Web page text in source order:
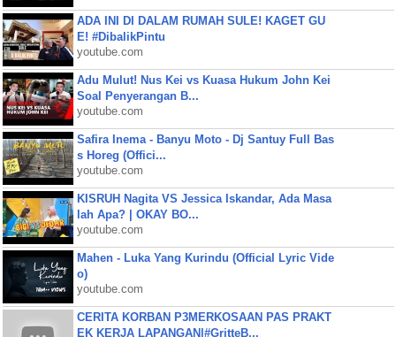
ADA INI DI DALAM RUMAH SULE! KAGET GU
E! #DibalikPintu
youtube.com
Adu Mulut! Nus Kei vs Kuasa Hukum John Kei
Soal Penyerangan B...
youtube.com
Safira Inema - Banyu Moto - Dj Santuy Full Bas
s Horeg (Offici...
youtube.com
KISRUH Nagita VS Jessica Iskandar, Ada Masa
lah Apa? | OKAY BO...
youtube.com
Mahen - Luka Yang Kurindu (Official Lyric Vide
o)
youtube.com
CERITA KORBAN P3MERKOSAAN PAS PRAKT
EK KERJA LAPANGAN|#GritteB...